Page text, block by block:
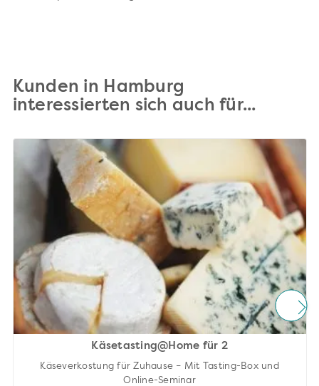
Kunden in Hamburg
interessierten sich auch für...
Käsetasting@Home für 2
Käseverkostung für Zuhause – Mit Tasting-Box und
Online-Seminar